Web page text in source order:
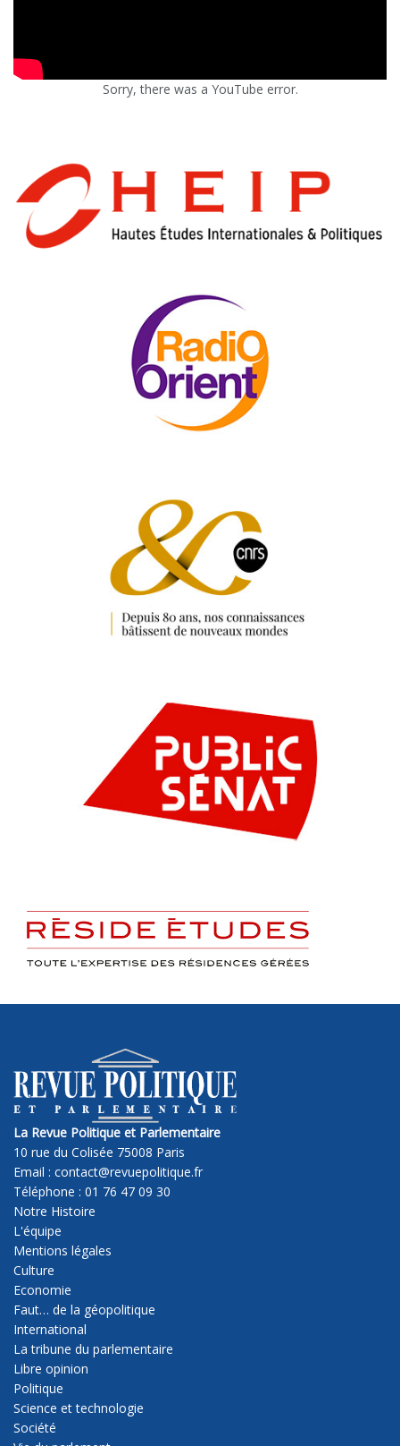
Sorry, there was a YouTube error.
La Revue Politique et Parlementaire
10 rue du Colisée 75008 Paris
Email : contact@revuepolitique.fr
Téléphone : 01 76 47 09 30
Notre Histoire
L'équipe
Mentions légales
Culture
Economie
Faut… de la géopolitique
International
La tribune du parlementaire
Libre opinion
Politique
Science et technologie
Société